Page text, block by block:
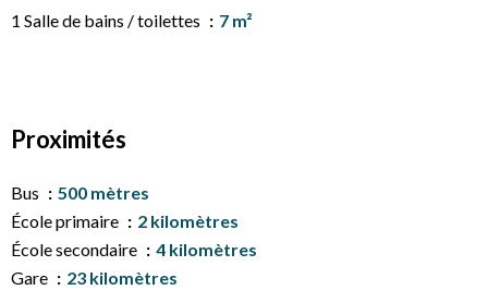
1 Salle de bains / toilettes
7 m²
Proximités
Bus
500 mètres
École primaire
2 kilomètres
École secondaire
4 kilomètres
Gare
23 kilomètres